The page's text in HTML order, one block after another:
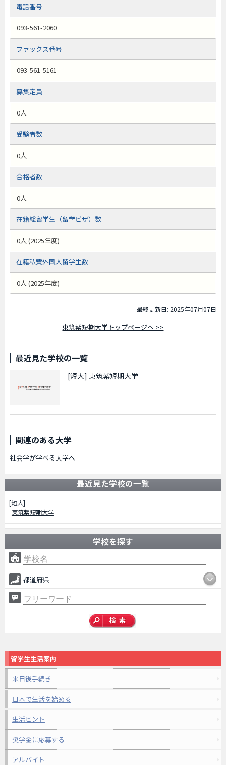
電話番号
093-561-2060
ファックス番号
093-561-5161
募集定員
0人
受験者数
0人
合格者数
0人
在籍総留学生（留学ビザ）数
0人 (2025年度)
在籍私費外国人留学生数
0人 (2025年度)
最終更新日: 2025年07月07日
東筑紫短期大学トップページへ >>
最近見た学校の一覧
[短大] 東筑紫短期大学
関連のある大学
社会学が学べる大学へ
最近見た学校の一覧
[短大]
東筑紫短期大学
学校を探す
都道府県
留学生生活案内
来日後手続き
日本で生活を始める
生活ヒント
奨学金に応募する
アルバイト